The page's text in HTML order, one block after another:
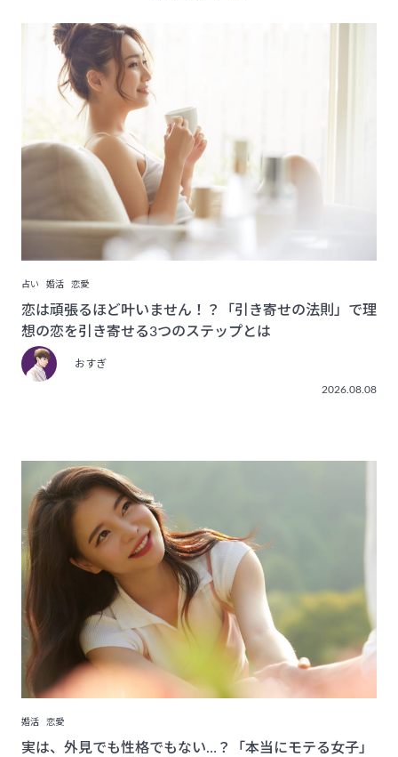
占い 婚活 恋愛
恋は頑張るほど叶いません！？「引き寄せの法則」で理
想の恋を引き寄せる3つのステップとは
おすぎ
2026.08.08
婚活 恋愛
実は、外見でも性格でもない…？「本当にモテる女子」